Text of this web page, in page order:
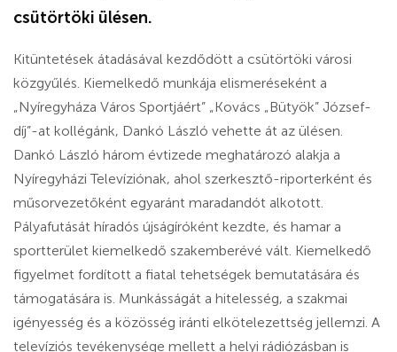
csütörtöki ülésen.
Kitüntetések átadásával kezdődött a csütörtöki városi
közgyűlés. Kiemelkedő munkája elismeréseként a
„Nyíregyháza Város Sportjáért” „Kovács „Bütyök” József-
díj”-at kollégánk, Dankó László vehette át az ülésen.
Dankó László három évtizede meghatározó alakja a
Nyíregyházi Televíziónak, ahol szerkesztő-riporterként és
műsorvezetőként egyaránt maradandót alkotott.
Pályafutását híradós újságíróként kezdte, és hamar a
sportterület kiemelkedő szakemberévé vált. Kiemelkedő
figyelmet fordított a fiatal tehetségek bemutatására és
támogatására is. Munkásságát a hitelesség, a szakmai
igényesség és a közösség iránti elkötelezettség jellemzi. A
televíziós tevékenysége mellett a helyi rádiózásban is